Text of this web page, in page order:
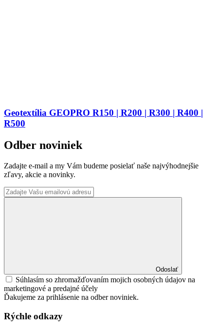
Geotextília GEOPRO R150 | R200 | R300 | R400 |
R500
Odber noviniek
Zadajte e-mail a my Vám budeme posielať naše najvýhodnejšie
zľavy, akcie a novinky.
Odoslať
Súhlasím so zhromažďovaním mojich osobných údajov na
marketingové a predajné účely
Ďakujeme za prihlásenie na odber noviniek.
Rýchle odkazy